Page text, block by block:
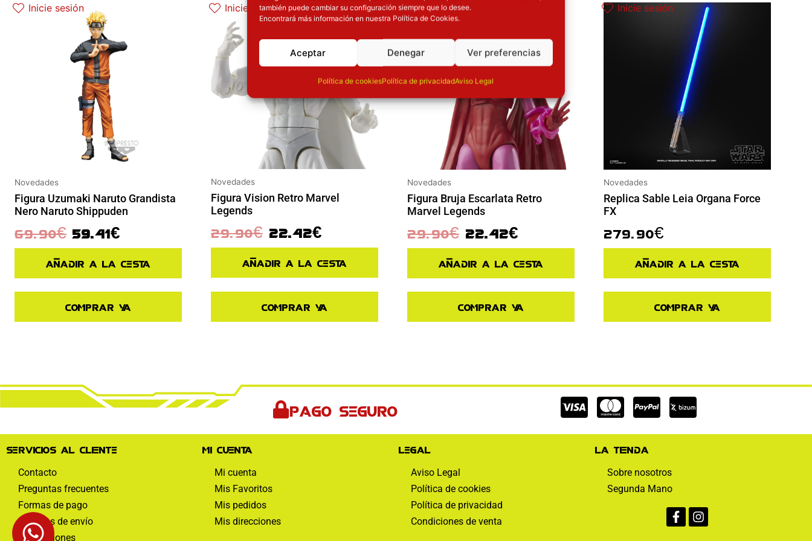
también puede cambiar su configuración siempre que lo desee.
Encontrará más información en nuestra Política de Cookies.
Aceptar Denegar Ver preferencias
Política de cookiesPolítica de privacidadAviso Legal
Inicie sesión
Novedades
Figura Uzumaki Naruto Grandista
Nero Naruto Shippuden
69.90€ 59.41€
Añadir a la cesta
Comprar ya
Inicie sesión
Novedades
Figura Vision Retro Marvel
Legends
29.90€ 22.42€
Añadir a la cesta
Comprar ya
Inicie sesión
Novedades
Figura Bruja Escarlata Retro
Marvel Legends
29.90€ 22.42€
Añadir a la cesta
Comprar ya
Inicie sesión
Novedades
Replica Sable Leia Organa Force
FX
279.90€
Añadir a la cesta
Comprar ya
Pago seguro
Cc-
visa
Cc-
mastercard
Cc-
paypal
Servicios al cliente
Contacto
Preguntas frecuentes
Formas de pago
Políticas de envío
Devoluciones
Mi cuenta
Mi cuenta
Mis Favoritos
Mis pedidos
Mis direcciones
Legal
Aviso Legal
Política de cookies
Política de privacidad
Condiciones de venta
La tienda
Sobre nosotros
Segunda Mano
f